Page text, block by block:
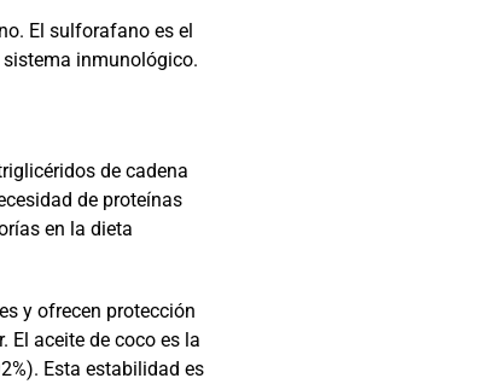
El sulforafano es el
inmunológico.
de cadena
de proteínas
en la dieta
y ofrecen protección
El aceite de coco es la
Esta estabilidad es